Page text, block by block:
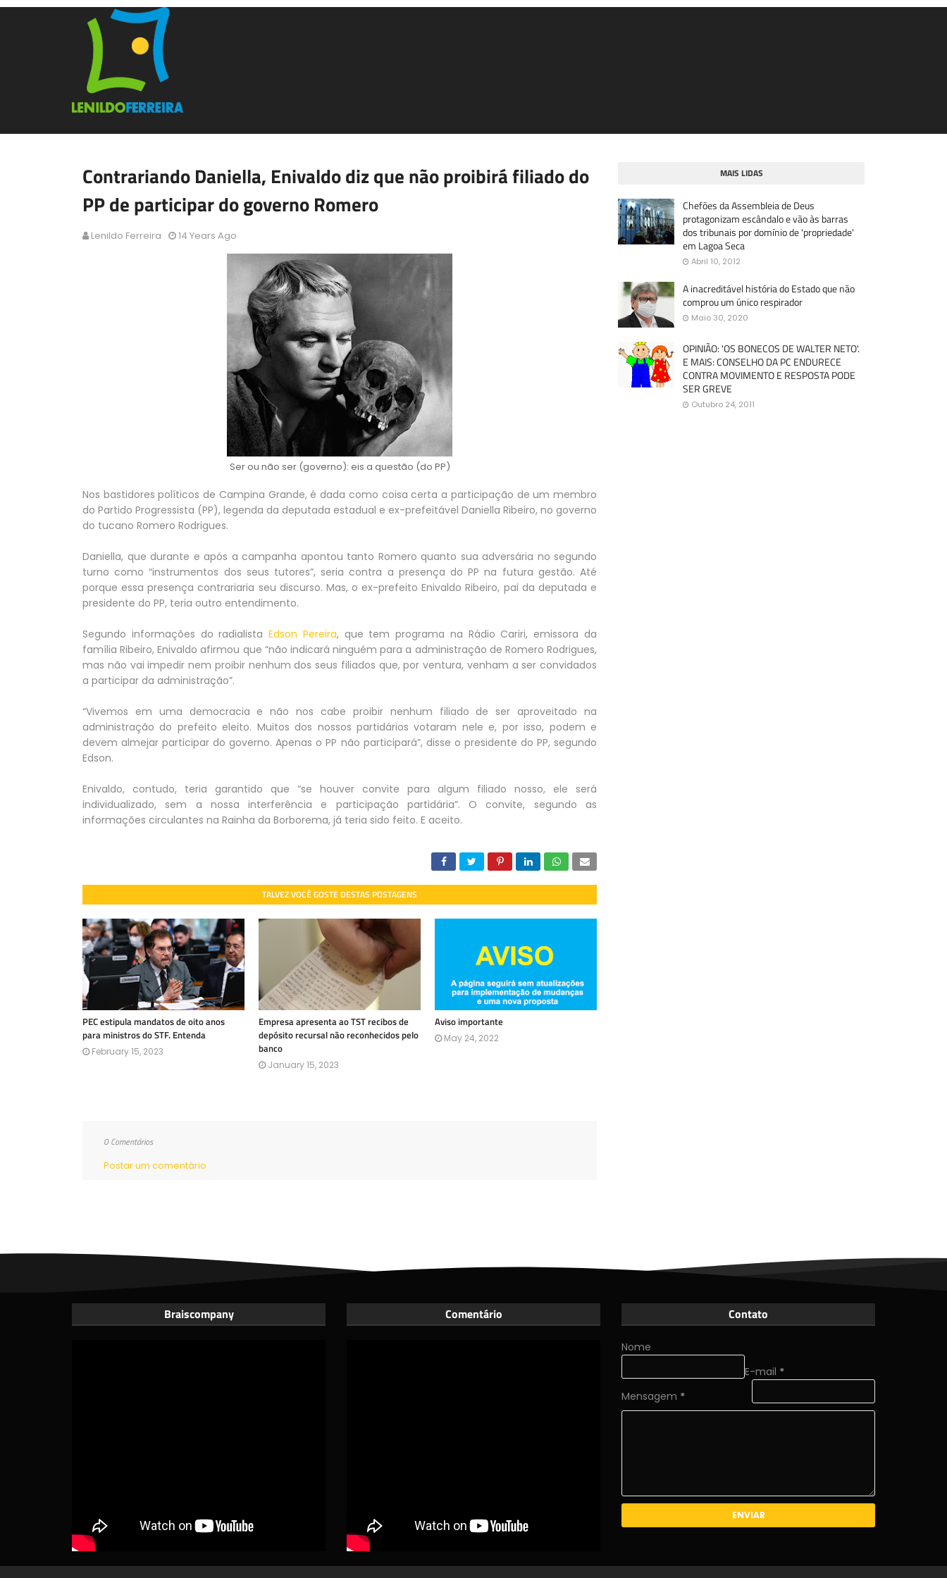
Contrariando Daniella, Enivaldo diz que não proibirá filiado do
PP de participar do governo Romero
Lenildo Ferreira 14 Years Ago
Ser ou não ser (governo): eis a questão (do PP)
Nos bastidores políticos de Campina Grande, é dada como coisa certa a participação de um membro
do Partido Progressista (PP), legenda da deputada estadual e ex-prefeitável Daniella Ribeiro, no governo
do tucano Romero Rodrigues.
Daniella, que durante e após a campanha apontou tanto Romero quanto sua adversária no segundo
turno como “instrumentos dos seus tutores”, seria contra a presença do PP na futura gestão. Até
porque essa presença contrariaria seu discurso. Mas, o ex-prefeito Enivaldo Ribeiro, pai da deputada e
presidente do PP, teria outro entendimento.
Segundo informações do radialistaEdson Pereira, que tem programa na Rádio Cariri, emissora da
família Ribeiro, Enivaldo afirmou que “não indicará ninguém para a administração de Romero Rodrigues,
mas não vai impedir nem proibir nenhum dos seus filiados que, por ventura, venham a ser convidados
a participar da administração”.
“Vivemos em uma democracia e não nos cabe proibir nenhum filiado de ser aproveitado na
administração do prefeito eleito. Muitos dos nossos partidários votaram nele e, por isso, podem e
devem almejar participar do governo. Apenas o PP não participará”, disse o presidente do PP, segundo
Edson.
Enivaldo, contudo, teria garantido que “se houver convite para algum filiado nosso, ele será
individualizado, sem a nossa interferência e participação partidária”. O convite, segundo as
informações circulantes na Rainha da Borborema, já teria sido feito. E aceito.
TALVEZ VOCÊ GOSTE DESTAS POSTAGENS
PEC estipula mandatos de oito anos
para ministros do STF. Entenda
February 15, 2023
Empresa apresenta ao TST recibos de
depósito recursal não reconhecidos pelo
banco
January 15, 2023
Aviso importante
May 24, 2022
0 Comentários
Postar um comentário
MAIS LIDAS
Chefões da Assembleia de Deus
protagonizam escândalo e vão às barras
dos tribunais por domínio de 'propriedade'
em Lagoa Seca
Abril 10, 2012
A inacreditável história do Estado que não
comprou um único respirador
Maio 30, 2020
OPINIÃO: 'OS BONECOS DE WALTER NETO'.
E MAIS: CONSELHO DA PC ENDURECE
CONTRA MOVIMENTO E RESPOSTA PODE
SER GREVE
Outubro 24, 2011
Braiscompany Comentário Contato
Nome
E-mail *
Mensagem *